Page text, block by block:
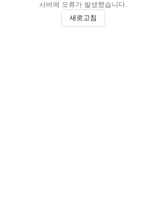
서버에 오류가 발생했습니다.
새로고침